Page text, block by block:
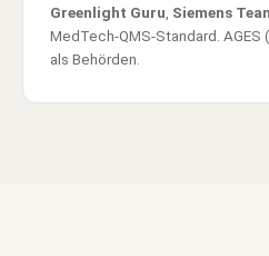
Greenlight Guru Siemens
MedTech-QMS-Standard. AGES
als Behörden.